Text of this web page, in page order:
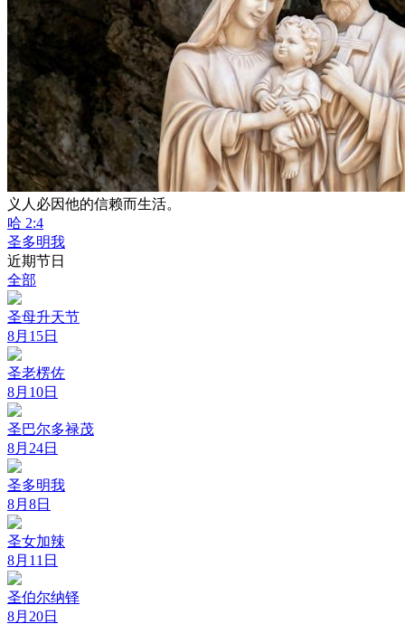
义人必因他的信赖而生活。
哈 2:4
圣多明我
近期节日
全部
圣母升天节
8月15日
圣老楞佐
8月10日
圣巴尔多禄茂
8月24日
圣多明我
8月8日
圣女加辣
8月11日
圣伯尔纳铎
8月20日